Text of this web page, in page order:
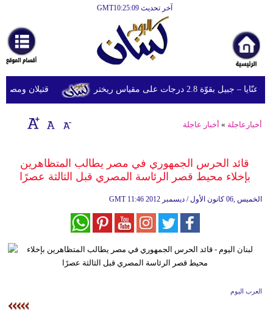
آخر تحديث GMT10:25:09
أخبارعاجلة
رياضة
ثقافة
إقتصاد
وموسيقى
ديكور
قتيلان ومصابون جراء 14 غارة إسرائيلية على 2.8 درجات على مقياس ريختر
أخبارعاجلة » أخبار عاجلة
قائد الحرس الجمهوري في مصر يطالب المتظاهرين
بإخلاء محيط قصر الرئاسة المصري قبل الثالثة عصرًا
GMT 11:46 2012 الخميس ,06 كانون الأول / ديسمبر
العرب اليوم